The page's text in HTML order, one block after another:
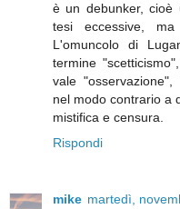
è un debunker, cioè
tesi eccessive,
L'omuncolo di
termine
vale
nel modo contrario a
mistifica e censura.
Rispondi
mike martedì,